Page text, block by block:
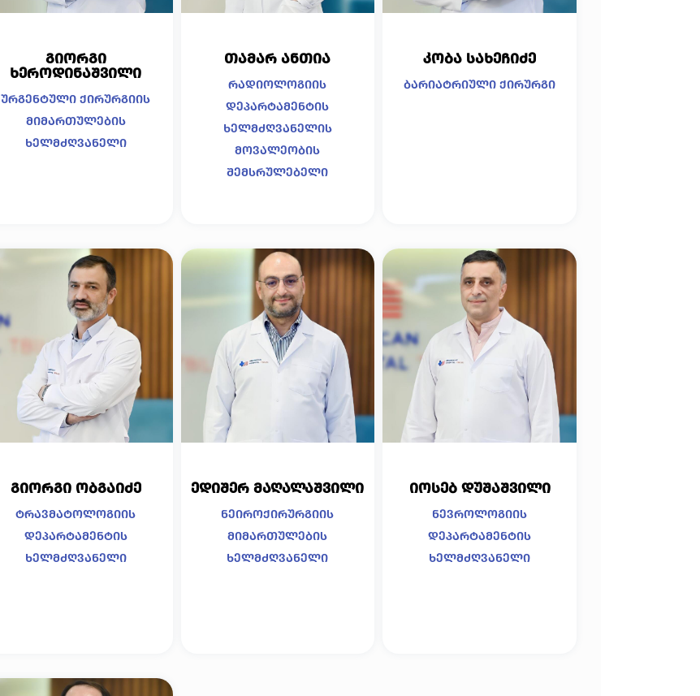
გიორგი
ხეროდინაშვილი
ურგენტული ქირურგიის
მიმართულების
ხელმძღვანელი
თამარ ანთია
რადიოლოგიის
დეპარტამენტის
ხელმძღვანელის
მოვალეობის
შემსრულებელი
კობა სახეჩიძე
ბარიატრიული ქირურგი
გიორგი ობგაიძე
ტრავმატოლოგიის
დეპარტამენტის
ხელმძღვანელი
ედიშერ მაღალაშვილი
ნეიროქირურგიის
მიმართულების
ხელმძღვანელი
იოსებ დუშაშვილი
ნევროლოგიის
დეპარტამენტის
ხელმძღვანელი